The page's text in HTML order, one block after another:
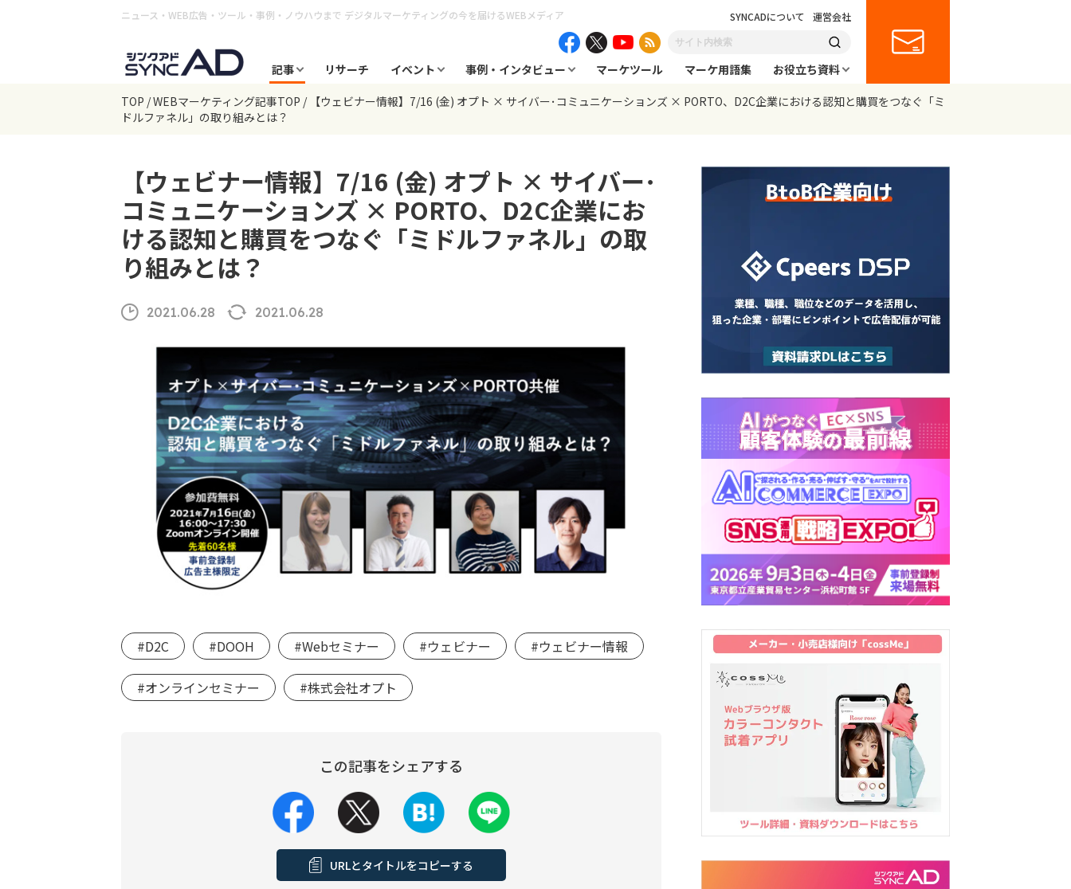
ニュース・WEB広告・ツール・事例・ノウハウまで デジタルマーケティングの今を届けるWEBメディア SYNCADについて 運営会社
記事 リサーチ イベント 事例・インタビュー マーケツール マーケ用語集
お役立ち資料
TOP WEBマーケティング記事TOP
【ウェビナー情報】7/16 (金) オプト × サイバー･コミュニケーションズ × PORTO、D2C企業における認知と購買をつなぐ「ミ
ドルファネル」の取り組みとは？
【ウェビナー情報】7/16 (金) オプト × サイバー･
コミュニケーションズ × PORTO、D2C企業にお
ける認知と購買をつなぐ「ミドルファネル」の取
り組みとは？
2021.06.28 2021.06.28
#D2C #DOOH #Webセミナー #ウェビナー #ウェビナー情報
#オンラインセミナー #株式会社オプト
この記事をシェアする
URLとタイトルをコピーする